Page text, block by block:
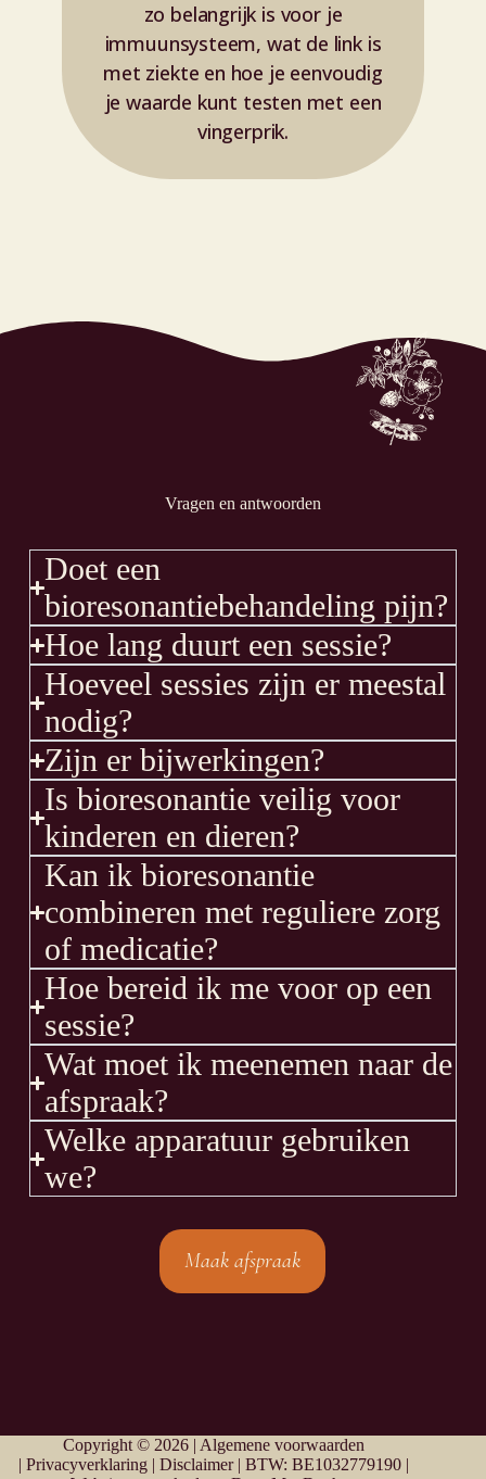
zo belangrijk is voor je
immuunsysteem, wat de link is
met ziekte en hoe je eenvoudig
je waarde kunt testen met een
vingerprik.
Vragen en antwoorden
Doet een
bioresonantiebehandeling pijn?
Hoe lang duurt een sessie?
Hoeveel sessies zijn er meestal
nodig?
Zijn er bijwerkingen?
Is bioresonantie veilig voor
kinderen en dieren?
Kan ik bioresonantie
combineren met reguliere zorg
of medicatie?
Hoe bereid ik me voor op een
sessie?
Wat moet ik meenemen naar de
afspraak?
Welke apparatuur gebruiken
we?
Maak afspraak
Copyright © 2026 | Algemene voorwaarden
|Privacyverklaring |Disclaimer| BTW: BE1032779190 |